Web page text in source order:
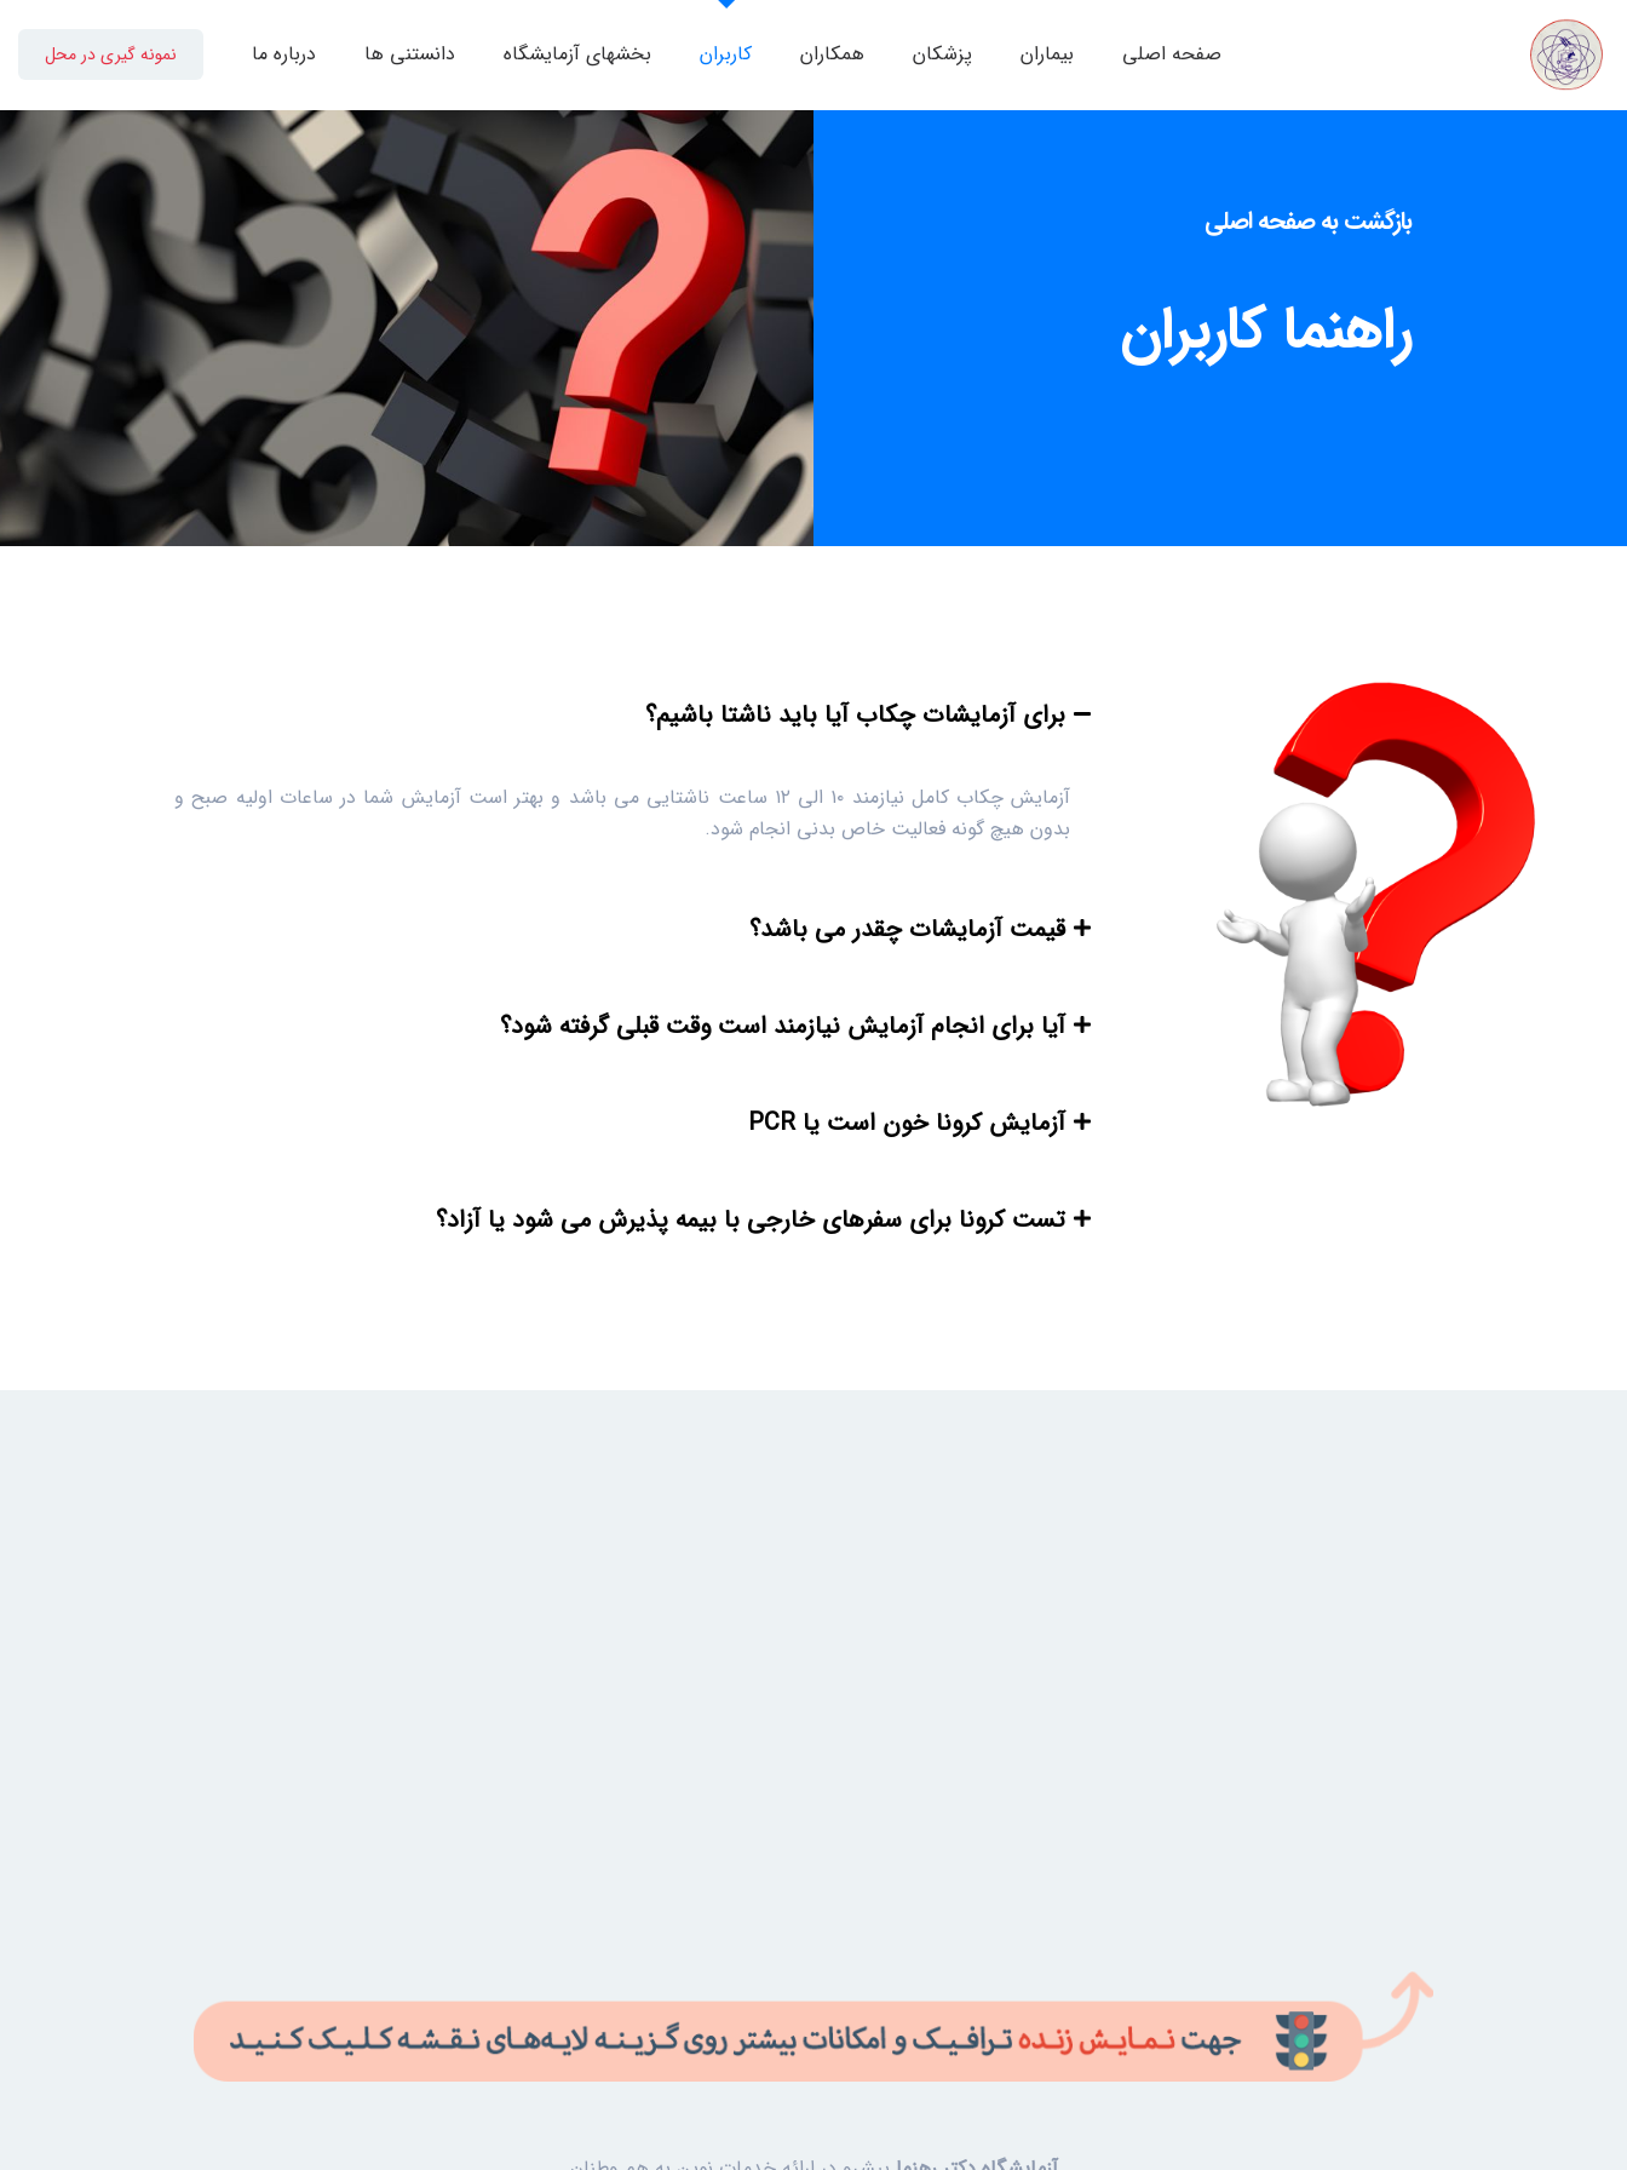
صفحه اصلی بیماران پزشکان همکاران کاربران بخشهای آزمایشگاه دانستنی ها درباره ما نمونه گیری در محل
بازگشت به صفحه اصلی
راهنماکاربران
برای آزمایشات چکاب آیا باید ناشتا باشیم؟
آزمایش چکاب کامل نیازمند ۱۰ الی ۱۲ ساعت ناشتایی می باشد و بهتر است آزمایش شما در ساعات اولیه صبح و
بدون هیچ گونه فعالیت خاص بدنی انجام شود.
قیمت آزمایشات چقدر می باشد؟
آیا برای انجام آزمایش نیازمند است وقت قبلی گرفته شود؟
آزمایش کرونا خون است یا PCR
تست کرونا برای سفرهای خارجی با بیمه پذیرش می شود یا آزاد؟